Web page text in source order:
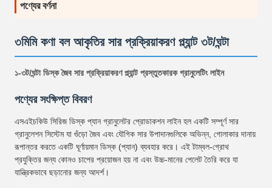
পণ্যের বর্ণনা
৩মিমি কণা বল আকৃতির সার প্রক্রিয়াকরণ প্ল্যান্ট ৩ট/ঘন্টা
১-৩ট/ঘন্টা ডিস্ক জৈব সার প্রক্রিয়াকরণ প্ল্যান্ট প্রস্তুতকারক গ্রানুলেটিং লাইন
পণ্যের সংক্ষিপ্ত বিবরণ
এসএইচকিউ সিরিজ ডিস্ক প্যান গ্রানুলেটর প্রোডাকশন লাইন হল একটি সম্পূর্ণ সার
গ্রানুলেশন সিস্টেম যা গুঁড়ো জৈব এবং যৌগিক সার উপাদানগুলিকে অভিন্ন, গোলাকার দানায়
রূপান্তর করতে একটি ঘূর্ণায়মান ডিস্ক (প্যান) ব্যবহার করে। এই টাম্বল-গ্রোথ
প্রযুক্তির জন্য কোনও চাপের প্রয়োজন হয় না এবং উচ্চ-মানের পেলেট তৈরি করে যা
যান্ত্রিকভাবে ছড়ানোর জন্য আদর্শ।